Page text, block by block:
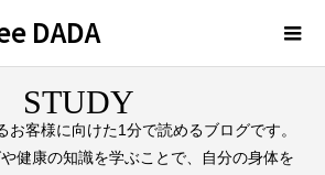
DADA
STUDY
お客様に向けた1分で読めるブログです。
健康の知識を学ぶことで、自分の身体を